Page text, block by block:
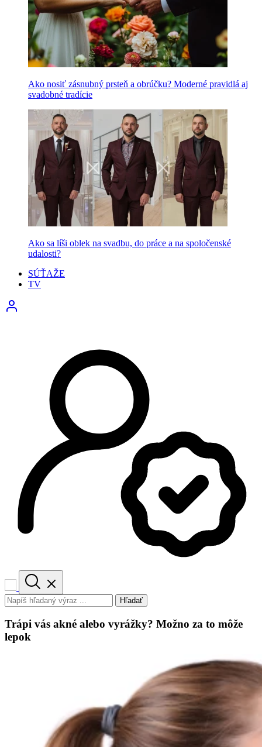
Ako nosiť zásnubný prsteň a obrúčku? Moderné pravidlá aj
svadobné tradície
Ako sa líši oblek na svadbu, do práce a na spoločenské
udalosti?
SÚŤAŽE
TV
Hľadať
Trápi vás akné alebo vyrážky? Možno za to môže
lepok